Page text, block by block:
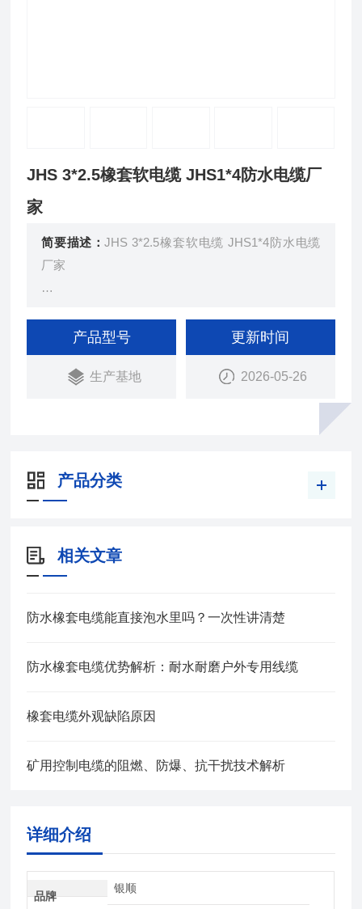
JHS 3*2.5橡套软电缆 JHS1*4防水电缆厂
家
简要描述：JHS 3*2.5橡套软电缆 JHS1*4防水电缆
厂家
电机上传输电能用。在长期浸水及较大的水压下，具
有好的电气绝缘性能。防水橡套电缆弯曲性能好，能
承受经常的移动.
产品型号
生产基地
更新时间
2026-05-26
产品分类
相关文章
防水橡套电缆能直接泡水里吗？一次性讲清楚
防水橡套电缆优势解析：耐水耐磨户外专用线缆
橡套电缆外观缺陷原因
矿用控制电缆的阻燃、防爆、抗干扰技术解析
详细介绍
品牌
银顺